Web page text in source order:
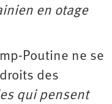
en otage
Poutine ne se
des
qui pensent